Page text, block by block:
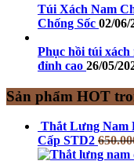
Túi Xách Nam
Chống Sốc 02/06/
Phục hồi túi
đỉnh cao 26/05/
Sản phẩm HOT
Thắt Lưng Nam
Cấp STD2